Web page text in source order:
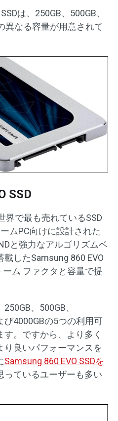
は、250GB、500GB、
異なる容量が用意されて
SSD
界で最も売れているSSD
ムPC向けに設計された
と強力なアルゴリズムベ
したSamsung 860 EVO
ム ファクタと容量で提
、500GB、
び4000GBの5つの利用可
。ですから、より多く
良いパフォーマンスを
Samsung 860 EVO SSDを
っているユーザーも多い